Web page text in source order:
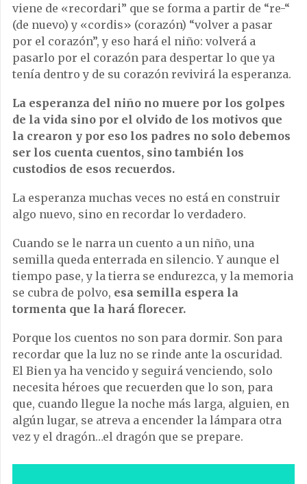
viene de «recordari” que se forma a partir de “re-“
(de nuevo) y «cordis» (corazón) “volver a pasar
por el corazón”, y eso hará el niño: volverá a
pasarlo por el corazón para despertar lo que ya
tenía dentro y de su corazón revivirá la esperanza.
La esperanza del niño no muere por los golpes
de la vida sino por el olvido de los motivos que
la crearon y por eso los padres no solo debemos
ser los cuenta cuentos, sino también los
custodios de esos recuerdos.
La esperanza muchas veces no está en construir
algo nuevo, sino en recordar lo verdadero.
Cuando se le narra un cuento a un niño, una
semilla queda enterrada en silencio. Y aunque el
tiempo pase, y la tierra se endurezca, y la memoria
se cubra de polvo, esa semilla espera la
tormenta que la hará florecer.
Porque los cuentos no son para dormir. Son para
recordar que la luz no se rinde ante la oscuridad.
El Bien ya ha vencido y seguirá venciendo, solo
necesita héroes que recuerden que lo son, para
que, cuando llegue la noche más larga, alguien, en
algún lugar, se atreva a encender la lámpara otra
vez y el dragón…el dragón que se prepare.